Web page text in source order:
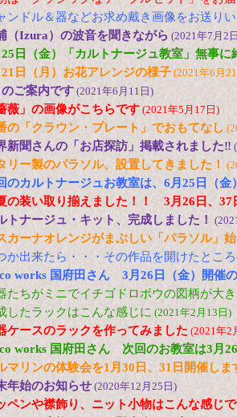
ンドル＆器などお求め戴き画像をお送り
（Izura）の波音を聞きながら (2021年7月2
日（金）「カルトナージュ教室」無事に
日（月）お花アレンジの様子 (2021年6月
ご案内です (2021年6月11日)
薇」の画像がこちらです (2021年5月17日)
の「クラウン・プレート」でおもてなし
新聞さんの「お店探訪」掲載されました‼
リー製のパラソル、設置してきました！
のカルトナージュお教室は、6月25日（金
の装い取り揃えました！！ 3月26日、37
トナージュ・キット、完成しました！
カーナオレンジがまぶしい「パラソル」
か出来たら・・・その作品を開けたとこ
works 国府田さん 3月26日（金）開催
たちがミニでイチゴドロボウの図柄が大
したラックはこんな感じに (2021年2月13日)
ケースのラックを作ってみました (2021年2
works 国府田さん 次回のお教室は3月
マリンの体験会を1月30日、31日開催しま
年始のお知らせ (2020年12月25日)
ペンや襟飾り、ニット小物はこんな感じ